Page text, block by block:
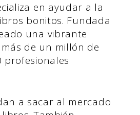
en ayudar a la
bonitos. Fundada
una vibrante
de un millón de
profesionales
a sacar al mercado